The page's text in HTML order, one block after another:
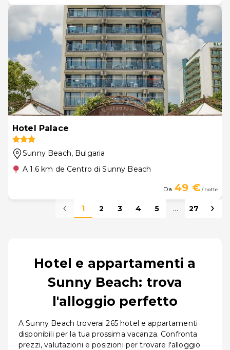
Hotel Palace
Sunny Beach, Bulgaria
A 1.6 km de Centro di Sunny Beach
Da 49 €/ notte
1 2 3 4 5 ... 27
Hotel e appartamenti a
Sunny Beach: trova
l'alloggio perfetto
A Sunny Beach troverai 265 hotel e appartamenti
disponibili per la tua prossima vacanza. Confronta
prezzi, valutazioni e posizioni per trovare l'alloggio